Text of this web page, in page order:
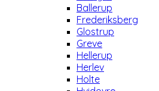
Ballerup
Frederiksberg
Glostrup
Greve
Hellerup
Herlev
Holte